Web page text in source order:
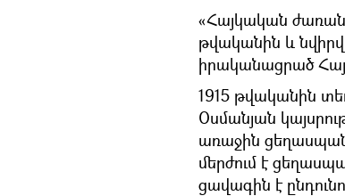
«Հայկական
թվականին և
իրականացրած
1915 թվականին
Օսմանյան
առաջին
մերժում է
ցավագին է